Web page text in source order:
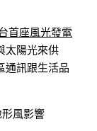
首座風光發電
太陽光來供
通訊跟生活品
風影響